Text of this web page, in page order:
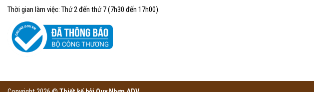
Thời gian làm việc: Thứ 2 đến thứ 7 (7h30 đến 17h00).